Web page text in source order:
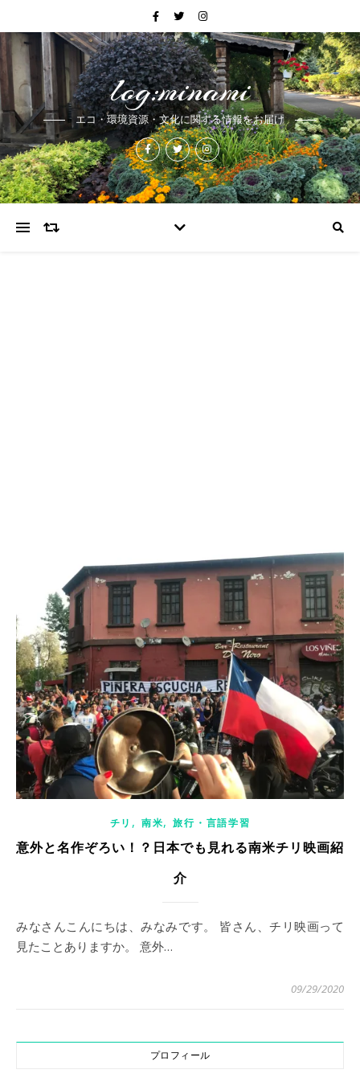
log:minami
エコ・環境資源・文化に関する情報をお届け
チリ ,南米,旅行・言語学習
意外と名作ぞろい！？日本でも見れる南米チリ映画紹
介
みなさんこんにちは、みなみです。 皆さん、チリ映画って
見たことありますか。 意外…
09/29/2020
プロフィール